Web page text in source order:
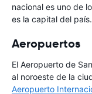
nacional es uno de
es la capital del país.
Aeropuertos
El Aeropuerto de
al noroeste de la
Aeropuerto